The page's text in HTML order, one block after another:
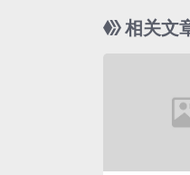
相关文